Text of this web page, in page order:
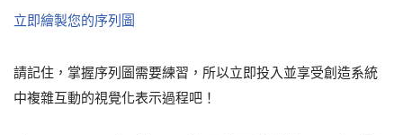
立即繪製您的序列圖
請記住，掌握序列圖需要練習，所以立即投入並享受創造系統
中複雜互動的視覺化表示過程吧！